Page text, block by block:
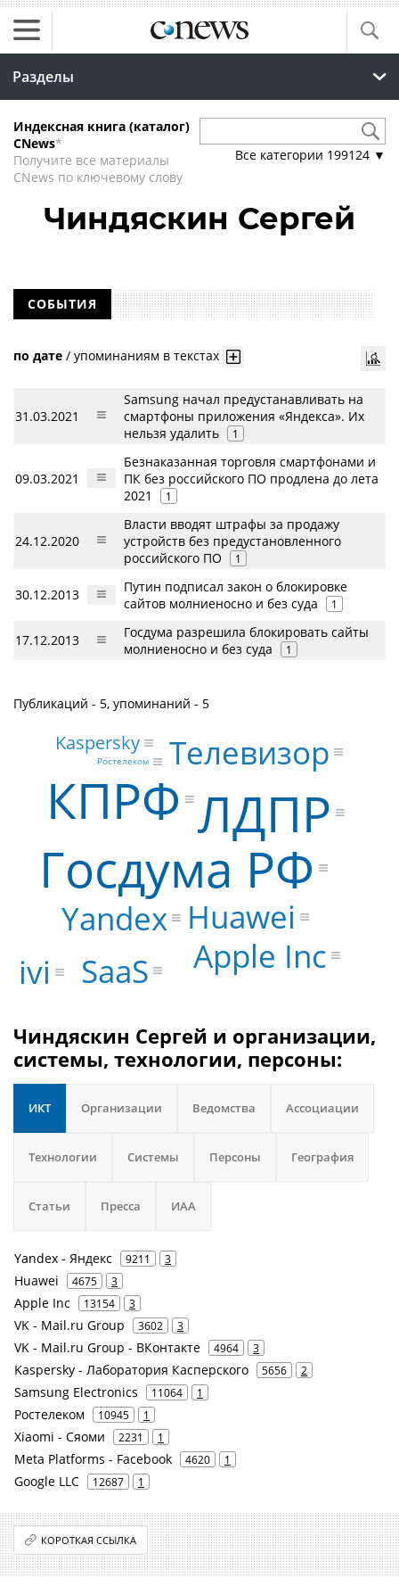
Разделы
Индексная книга (каталог)
CNews*
Получите все материалы
CNews по ключевому слову
Все категории 199124 ▼
Чиндяскин Сергей
СОБЫТИЯ
по дате / упоминаниям в текстах
31.03.2021
Samsung начал предустанавливать на
смартфоны приложения «Яндекса». Их
нельзя удалить
1
09.03.2021
Безнаказанная торговля смартфонами и
ПК без российского ПО продлена до лета
2021
1
24.12.2020
Власти вводят штрафы за продажу
устройств без предустановленного
российского ПО
1
30.12.2013
Путин подписал закон о блокировке
сайтов молниеносно и без суда
1
17.12.2013
Госдума разрешила блокировать сайты
молниеносно и без суда
1
Публикаций - 5, упоминаний - 5
Госдума РФ
ЛДПР
КПРФ
Yandex Huawei
Apple Inc
ivi SaaS
Телевизор
Kaspersky
Ростелеком
Чиндяскин Сергей и организации,
системы, технологии, персоны:
ИКТ Организации Ведомства Ассоциации
Технологии Системы Персоны География
Статьи Пресса ИАА
Yandex - Яндекс 9211 3
Huawei 4675 3
Apple Inc 13154 3
VK - Mail.ru Group 3602 3
VK - Mail.ru Group - ВКонтакте 4964 3
Kaspersky - Лаборатория Касперского 5656 2
Samsung Electronics 11064 1
Ростелеком 10945 1
Xiaomi - Сяоми 2231 1
Meta Platforms - Facebook 4620 1
Google LLC 12687 1
КОРОТКАЯ ССЫЛКА